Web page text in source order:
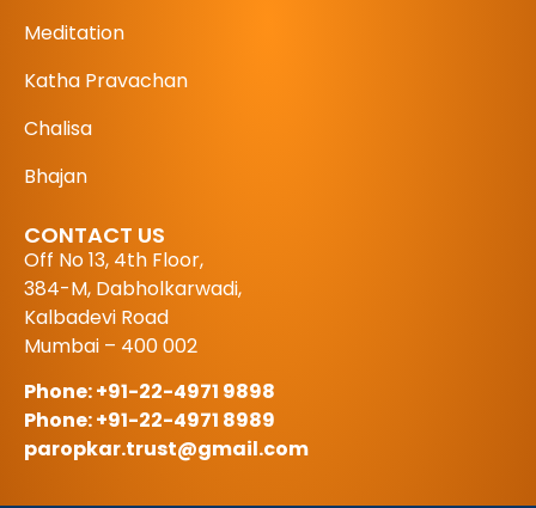
Meditation
Katha Pravachan
Chalisa
Bhajan
CONTACT US
Off No 13, 4th Floor,
384-M, Dabholkarwadi,
Kalbadevi Road
Mumbai – 400 002
Phone: +91-22-4971 9898
Phone: +91-22-4971 8989
paropkar.trust@gmail.com